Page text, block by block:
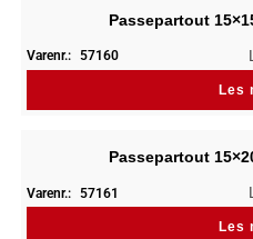
Passepartout
Varenr.: 57160
Les
Passepartout
Varenr.: 57161
Les